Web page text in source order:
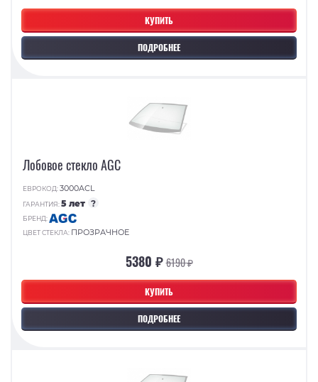
КУПИТЬ
ПОДРОБНЕЕ
КУПИТЬ
ПОДРОБНЕЕ
Лобовое стекло AGC
ЕВРОКОД:3000ACL
ГАРАНТИЯ:5 лет ?
БРЕНД:
ЦВЕТ СТЕКЛА: ПРОЗРАЧНОЕ
5380 ₽6190 ₽